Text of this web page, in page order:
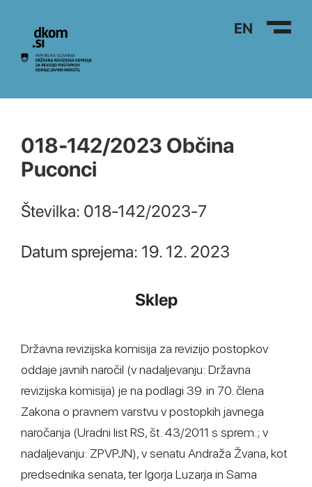
Na vsebino EN
018-142/2023 Občina
Puconci
Številka: 018-142/2023-7
Datum sprejema: 19. 12. 2023
Sklep
Državna revizijska komisija za revizijo postopkov
oddaje javnih naročil (v nadaljevanju: Državna
revizijska komisija) je na podlagi 39. in 70. člena
Zakona o pravnem varstvu v postopkih javnega
naročanja (Uradni list RS, št. 43/2011 s sprem.; v
nadaljevanju: ZPVPJN), v senatu Andraža Žvana, kot
predsednika senata, ter Igorja Luzarja in Sama